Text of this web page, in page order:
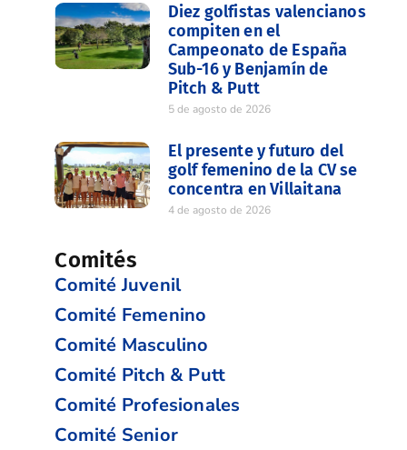
Diez golfistas valencianos
compiten en el
Campeonato de España
Sub-16 y Benjamín de
Pitch & Putt
5 de agosto de 2026
El presente y futuro del
golf femenino de la CV se
concentra en Villaitana
4 de agosto de 2026
Comités
Comité Juvenil
Comité Femenino
Comité Masculino
Comité Pitch & Putt
Comité Profesionales
Comité Senior